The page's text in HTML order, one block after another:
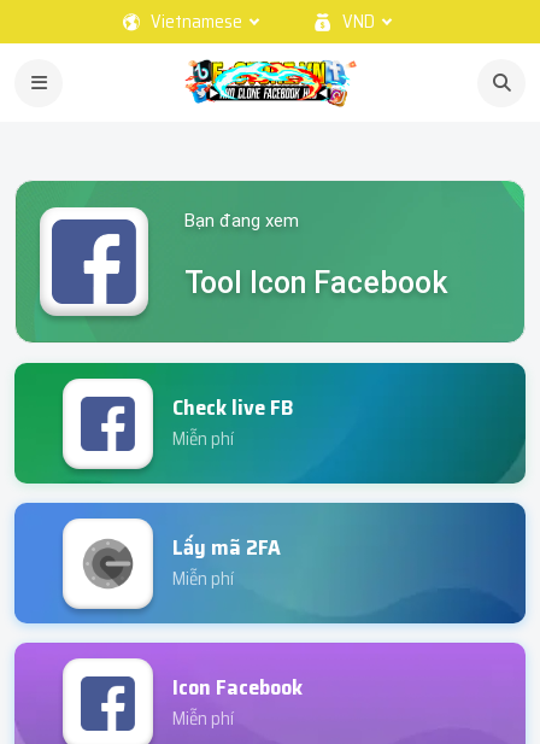
Vietnamese VND
Bạn đang xem
Tool Icon Facebook
Check live FB
Miễn phí
Lấy mã 2FA
Miễn phí
Icon Facebook
Miễn phí